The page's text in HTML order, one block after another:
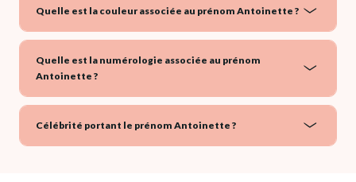
Quelle est la couleur associée au prénom Antoinette ?
Quelle est la numérologie associée au prénom
Antoinette ?
Célébrité portant le prénom Antoinette ?